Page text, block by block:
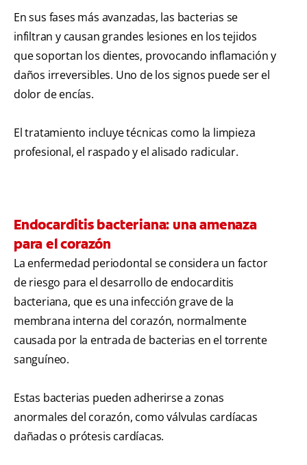
En sus fases más avanzadas, las bacterias se
infiltran y causan grandes lesiones en los tejidos
que soportan los dientes, provocando inflamación y
daños irreversibles. Uno de los signos puede ser el
dolor de encías.
El tratamiento incluye técnicas como la limpieza
profesional, el raspado y el alisado radicular.
Endocarditis bacteriana: una amenaza
para el corazón
La enfermedad periodontal se considera un factor
de riesgo para el desarrollo de endocarditis
bacteriana, que es una infección grave de la
membrana interna del corazón, normalmente
causada por la entrada de bacterias en el torrente
sanguíneo.
Estas bacterias pueden adherirse a zonas
anormales del corazón, como válvulas cardíacas
dañadas o prótesis cardíacas.